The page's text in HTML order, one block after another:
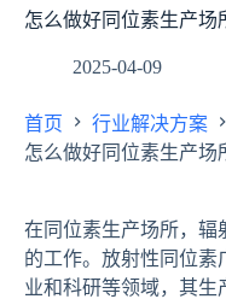
怎么做好同位素生产场
2025-04-09
首页
行业解决方案
怎么做好同位素生产场
在同位素生产场所，辐
的工作。放射性同位素
业和科研等领域，其生